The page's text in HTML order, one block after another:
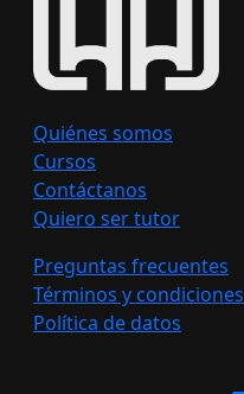
Quiénes somos
Cursos
Contáctanos
Quiero ser tutor
Preguntas frecuentes
Términos y condiciones
Política de datos